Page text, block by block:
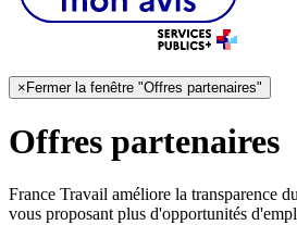
×Fermer la fenêtre "Offres partenaires"
Offres partenaires
France Travail améliore la transparence
vous proposant plus d'opportunités